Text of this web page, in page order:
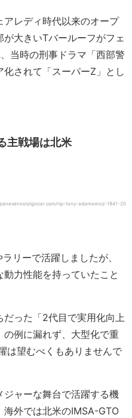
アレディ時代以来のオープ
大きいTバールーフがフェ
当時の刑事ドラマ「西部警
されて「スーパーZ」とし
主戦場は北米
rip-tony-adamowicz-1941-20
リーで活躍しましたが、
力性能を持っていたこと
った「2代目で実用化向上
の例に漏れず、大型化で重
は望むべくもありませんで
ャーな舞台で活躍する機
外では北米のIMSA-GTO